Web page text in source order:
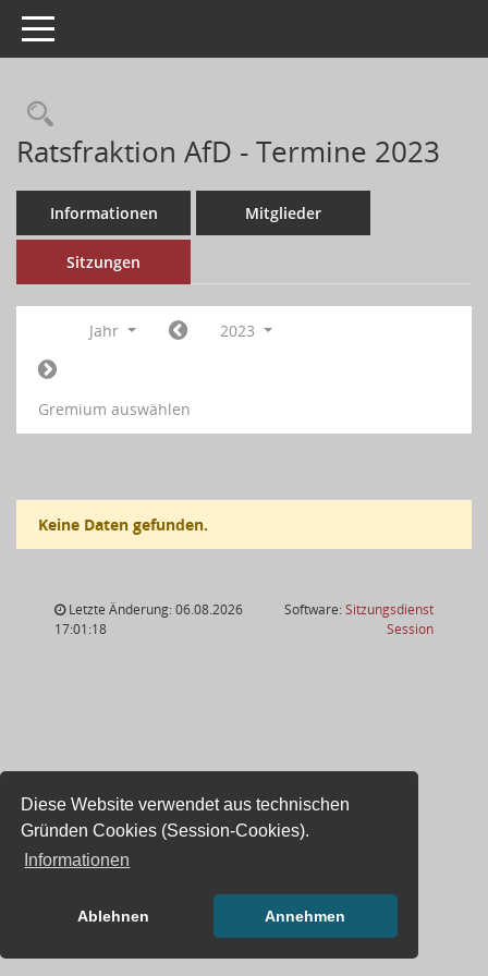
Diese Website verwendet aus technischen
Gründen Cookies (Session-Cookies).
Informationen
Ablehnen Annehmen
Toggle navigation
Ratsfraktion AfD - Termine 2023
Informationen Mitglieder
Sitzungen
Jahr 2023
Gremium auswählen
Keine Daten gefunden.
Letzte Änderung: 06.08.2026
17:01:18
Software:Sitzungsdienst
Session(Wird in